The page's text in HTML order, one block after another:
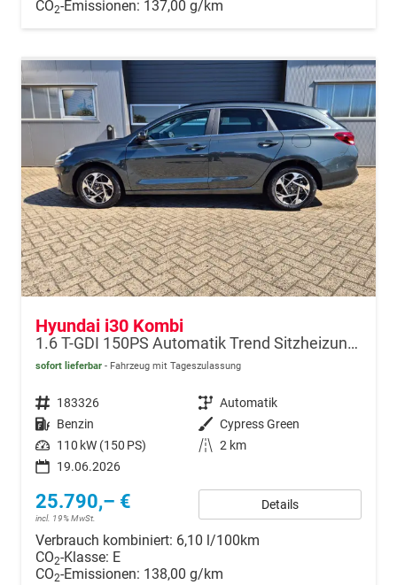
CO2-Emissionen: 137,00 g/km
Hyundai i30 Kombi
1.6 T-GDI 150PS Automatik Trend Sitzheizung Lenkradheizung Klimaautomatik PDC v+h Rückf.Kamera Navi Apple CarPlay + Android Auto 16"LM
sofort lieferbar Fahrzeug mit Tageszulassung
Fahrzeugnr. 183326 Getriebe Automatik
Kraftstoff Benzin Außenfarbe Cypress Green
Leistung 110 kW (150 PS) Kilometerstand 2 km
19.06.2026
25.790,– €
incl. 19% MwSt.
Details
Verbrauch kombiniert: 6,10 l/100km
CO2-Klasse: E
CO2-Emissionen: 138,00 g/km